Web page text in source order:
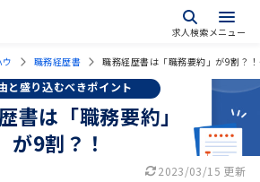
求人検索メニュー
職務経歴書 職務経歴書は「職務要約」が9割？
と盛り込むべきポイント
書は「職務要約」
が9割？！
2023/03/15 更新